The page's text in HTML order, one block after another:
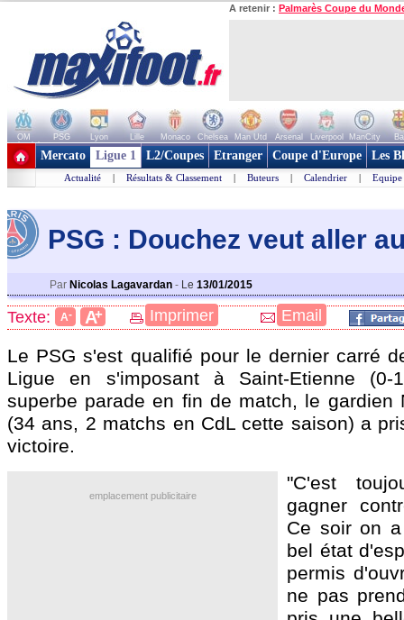
A retenir : Palmarès Coupe du
OM PSG Lyon Lille Monaco Chelsea Man Utd Arsenal Liverpool ManCity
+ de clubs
Mercato Ligue 1 L2/Coupes Etranger Coupe d'Europe Les
Actualité | Résultats & Classement | Buteurs | Calendrier | Equipe
PSG : Douchez veut aller
Par Nicolas Lagavardan - Le 13/01/2015
Texte: A- A+ Imprimer Email
Le PSG s'est qualifié pour le dernier carré
Ligue en s'imposant à Saint-Etienne (0-
superbe parade en fin de match, le gardien
(34 ans, 2 matchs en CdL cette saison) a
victoire.
emplacement publicitaire
"C'est
gagner
Ce soir on
bel état
permis
ne pas